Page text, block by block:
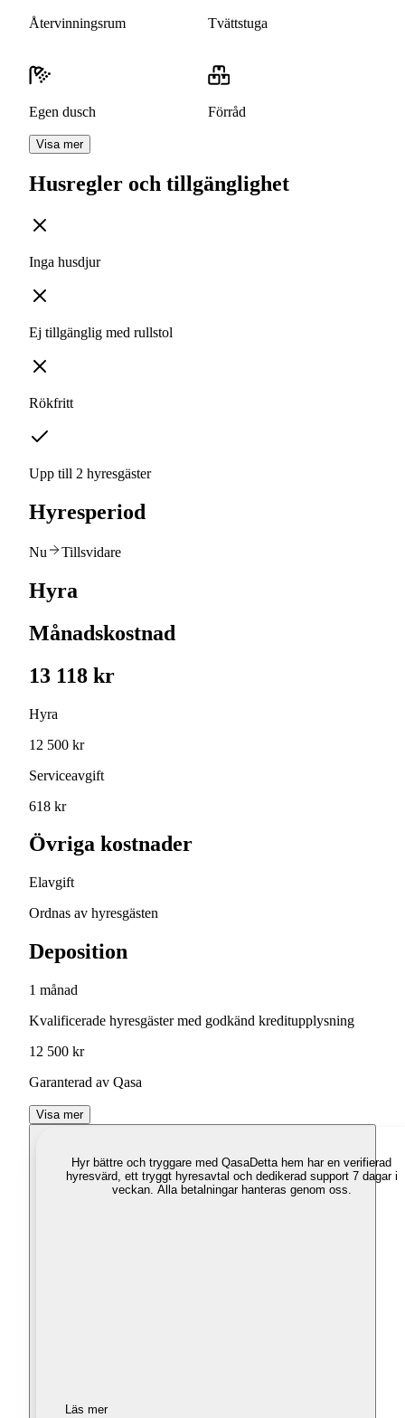
Återvinningsrum Tvättstuga
Egen dusch Förråd
Visa mer
Husregler och tillgänglighet
Inga husdjur
Ej tillgänglig med rullstol
Rökfritt
Upp till 2 hyresgäster
Hyresperiod
Nu Tillsvidare
Hyra
Månadskostnad
13 118 kr
Hyra
12 500 kr
Serviceavgift
618 kr
Övriga kostnader
Elavgift
Ordnas av hyresgästen
Deposition
1 månad
Kvalificerade hyresgäster med godkänd kreditupplysning
12 500 kr
Garanterad av Qasa
Visa mer
Hyr bättre och tryggare med QasaDetta hem har en verifierad
hyresvärd, ett tryggt hyresavtal och dedikerad support 7 dagar i
veckan. Alla betalningar hanteras genom oss.
Läs mer